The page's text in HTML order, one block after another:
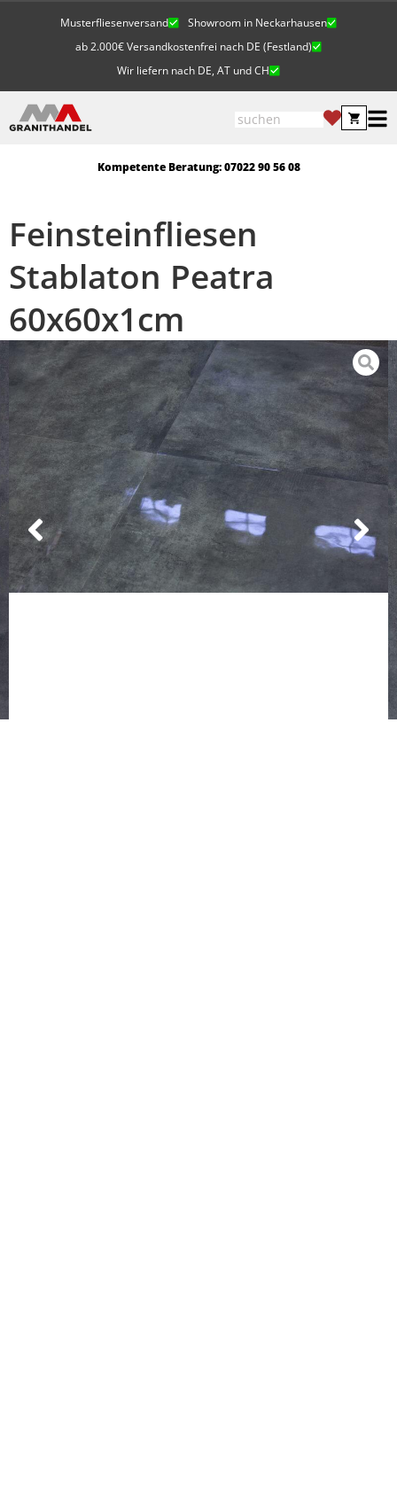
Musterfliesenversand
Showroom in Neckarhausen
ab 2.000€ Versandkostenfrei nach DE (Festland)
Wir liefern nach DE, AT und CH
Kompetente Beratung: 07022 90 56 08
Feinsteinfliesen
Stablaton Peatra
60x60x1cm